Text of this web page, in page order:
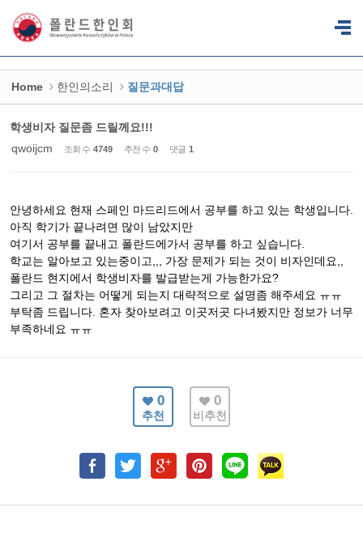
Home 한인의소리 질문과대답
학생비자 질문좀 드릴께요!!!
qwoijcm
조회 수 4749 추천 수 0 댓글 1
안녕하세요 현재 스페인 마드리드에서 공부를 하고 있는 학생입니다.
아직 학기가 끝나려면 많이 남았지만
여기서 공부를 끝내고 폴란드에가서 공부를 하고 싶습니다.
학교는 알아보고 있는중이고,,, 가장 문제가 되는 것이 비자인데요,,
폴란드 현지에서 학생비자를 발급받는게 가능한가요?
그리고 그 절차는 어떻게 되는지 대략적으로 설명좀 해주세요 ㅠㅠ
부탁좀 드립니다. 혼자 찾아보려고 이곳저곳 다녀봤지만 정보가 너무
부족하네요 ㅠㅠ
0
추천
0
비추천